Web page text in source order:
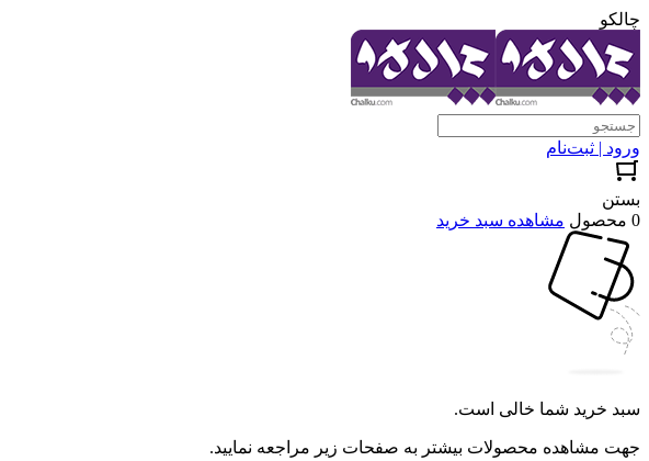
چالکو
ورود | ثبت‌نام
بستن
0 محصول
مشاهده سبد خرید
سبد خرید شما خالی است.
جهت مشاهده محصولات بیشتر به صفحات زیر مراجعه نمایید.